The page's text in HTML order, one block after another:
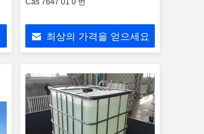
Cas 7647 01 0 번
최상의 가격을 얻으세요